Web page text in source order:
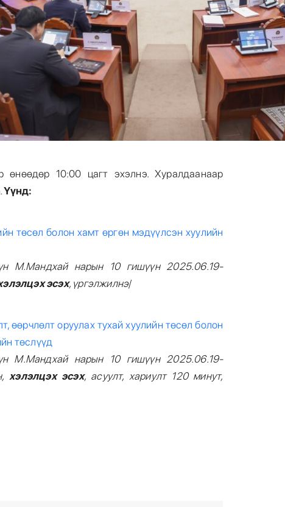
өнөөдөр 10:00 цагт эхэлнэ. Хуралдаанаар
Үүнд:
төсөл болон хамт өргөн мэдүүлсэн хуулийн
М.Мандхай нарын 10гишүүн 2025.06.19-
эсэх, үргэлжилнэ/
өөрчлөлт оруулах тухай хуулийн төсөл болон
төслүүд
М.Мандхай нарын 10гишүүн 2025.06.19-
хэлэлцэх эсэх, асуулт, хариулт 120 минут,